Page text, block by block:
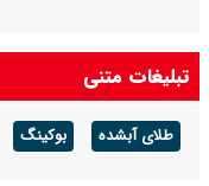
تبلیغات متنی
طلای آبشده بوکینگ